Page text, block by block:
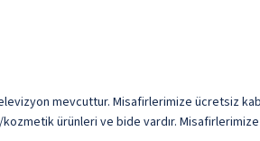
mevcuttur. Misafirlerimize ücretsiz
ürünleri ve bide vardır.